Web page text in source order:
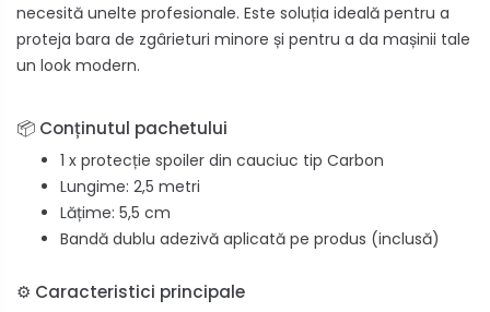
necesită unelte profesionale. Este soluția ideală pentru a
proteja bara de zgârieturi minore și pentru a da mașinii tale
un look modern.
📦 Conținutul pachetului
1 x protecție spoiler din cauciuc tip Carbon
Lungime: 2,5 metri
Lățime: 5,5 cm
Bandă dublu adezivă aplicată pe produs (inclusă)
⚙️ Caracteristici principale